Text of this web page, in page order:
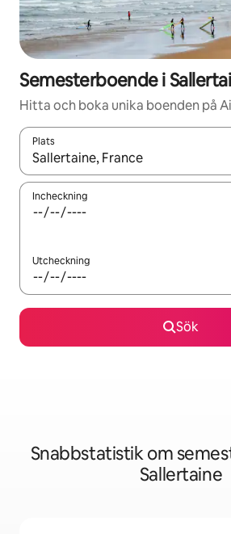
Semesterboende i
Hitta och boka unika boenden på
Plats
När resultaten är tillgängliga kan du
Incheckning
Utcheckning
Sök
Snabbstatistik om
Sallertaine